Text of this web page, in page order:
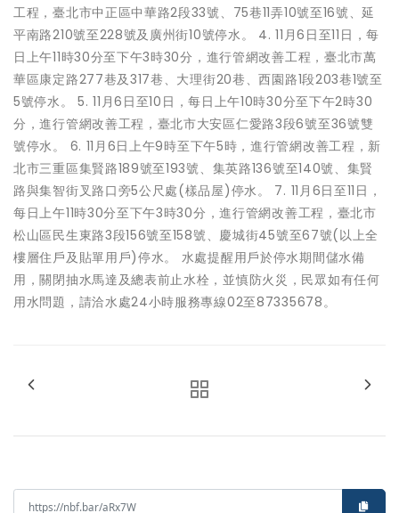
工程，臺北市中正區中華路2段33號、75巷11弄10號至16號、延
平南路210號至228號及廣州街10號停水。 4. 11月6日至11日，每
日上午11時30分至下午3時30分，進行管網改善工程，臺北市萬
華區康定路277巷及317巷、大理街20巷、西園路1段203巷1號至
5號停水。 5. 11月6日至10日，每日上午10時30分至下午2時30
分，進行管網改善工程，臺北市大安區仁愛路3段6號至36號雙
號停水。 6. 11月6日上午9時至下午5時，進行管網改善工程，新
北市三重區集賢路189號至193號、集英路136號至140號、集賢
路與集智街叉路口旁5公尺處(樣品屋)停水。 7. 11月6日至11日，
每日上午11時30分至下午3時30分，進行管網改善工程，臺北市
松山區民生東路3段156號至158號、慶城街45號至67號(以上全
樓層住戶及貼單用戶)停水。 水處提醒用戶於停水期間儲水備
用，關閉抽水馬達及總表前止水栓，並慎防火災，民眾如有任何
用水問題，請洽水處24小時服務專線02至87335678。